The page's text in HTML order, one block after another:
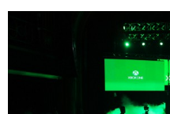
Battlefield